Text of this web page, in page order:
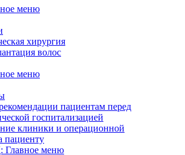
меню
хирургия
волос
меню
пациентам перед
госпитализацией
клиники и операционной
пациенту
меню